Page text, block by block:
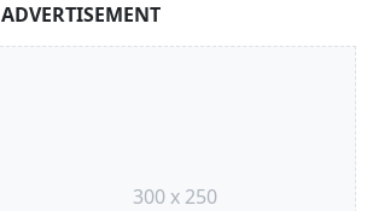
ADVERTISEMENT
300 x 250